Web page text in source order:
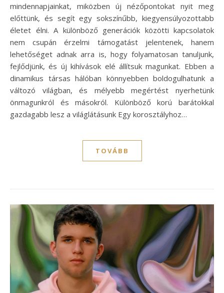
mindennapjainkat, miközben új nézőpontokat nyit meg
előttünk, és segít egy sokszínűbb, kiegyensúlyozottabb
életet élni. A különböző generációk közötti kapcsolatok
nem csupán érzelmi támogatást jelentenek, hanem
lehetőséget adnak arra is, hogy folyamatosan tanuljunk,
fejlődjünk, és új kihívások elé állítsuk magunkat. Ebben a
dinamikus társas hálóban könnyebben boldogulhatunk a
változó világban, és mélyebb megértést nyerhetünk
önmagunkról és másokról. Különböző korú barátokkal
gazdagabb lesz a világlátásunk Egy korosztályhoz…
TOVÁBB